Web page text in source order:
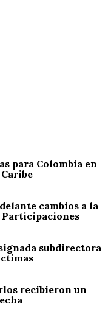
para Colombia en
cambios a la
Participaciones
subdirectora
recibieron un